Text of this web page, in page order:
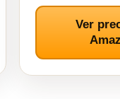
Ver